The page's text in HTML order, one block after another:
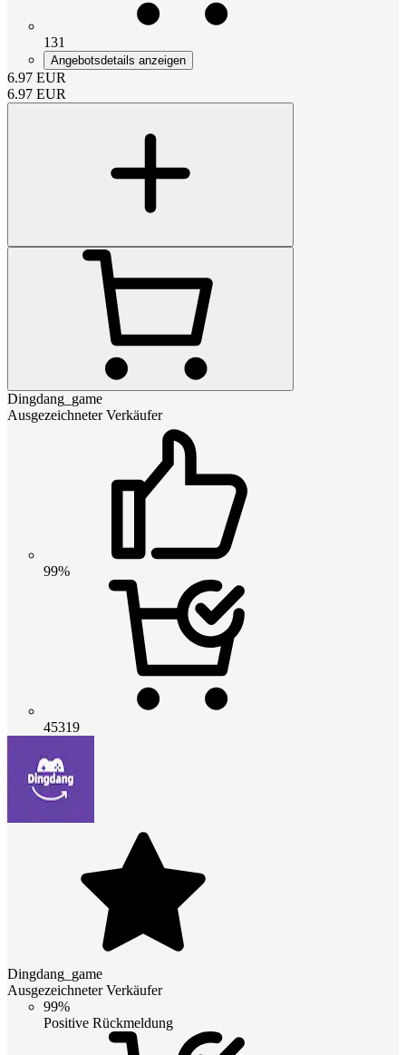
131
Angebotsdetails anzeigen
6.97 EUR
6.97 EUR
Dingdang_game
Ausgezeichneter Verkäufer
99%
45319
Dingdang_game
Ausgezeichneter Verkäufer
99%
Positive Rückmeldung